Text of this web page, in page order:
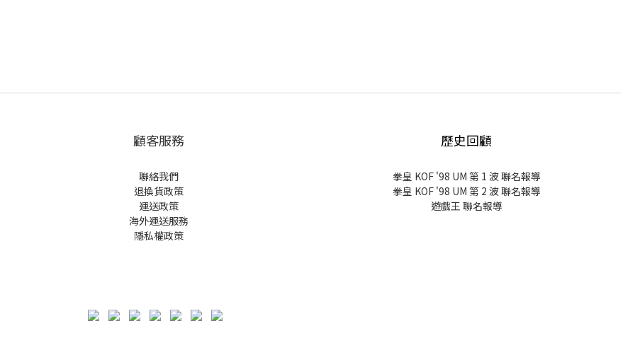
顧客服務
聯絡我們
退換貨政策
運送政策
海外運送服務
隱私權政策
歷史回顧
拳皇 KOF '98 UM 第 1 波 聯名報導
拳皇 KOF '98 UM 第 2 波 聯名報導
遊戲王 聯名報導